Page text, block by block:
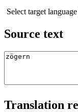
Select target language
Source text
Translation